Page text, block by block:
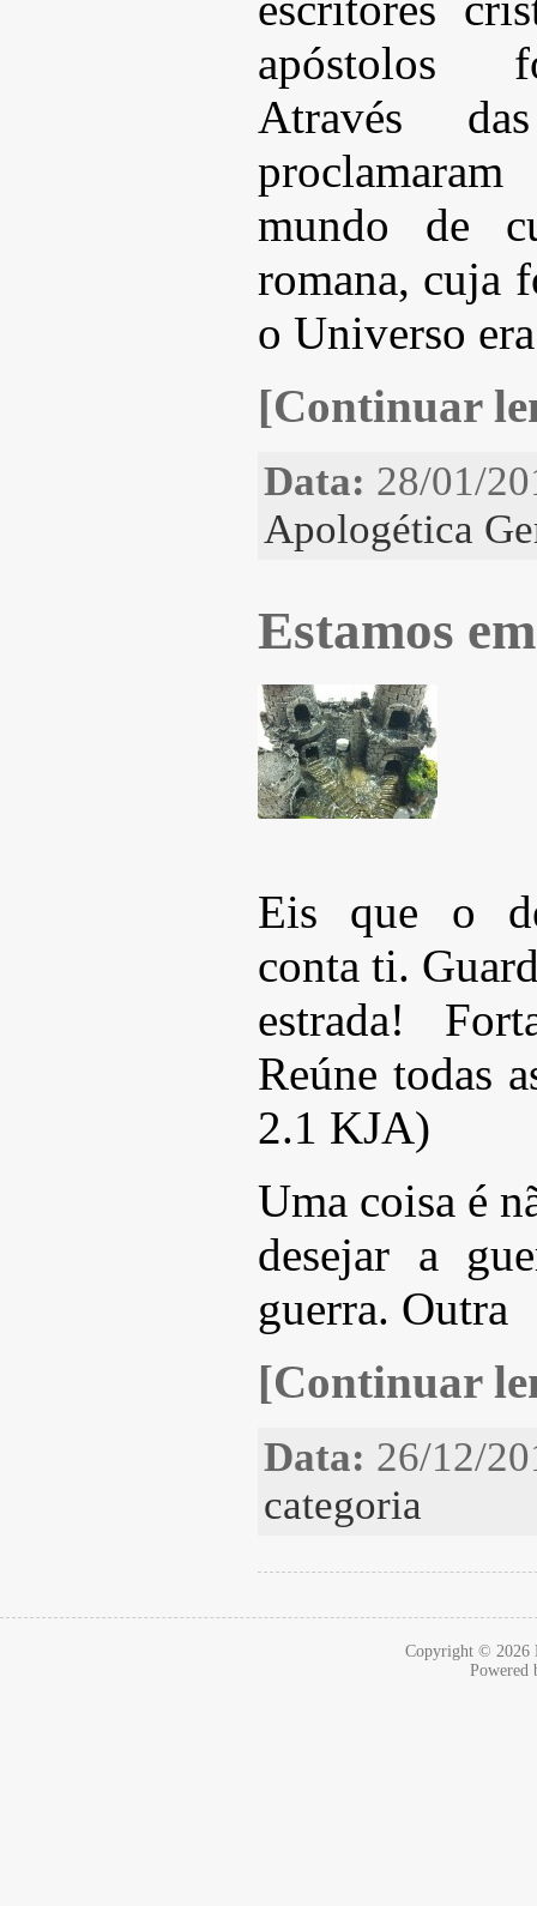
apóstolos
Através
mundo de
romana, cuja
o Universo
[Continuar
Data: 28/01/
Apologética
Estamos
Eis que o
conta ti.
estrada!
Reúne todas
2.1 KJA)
Uma coisa é
desejar a
guerra. Outra
[Continuar
Data: 26/12/
categoria
Copyright © 2026
Powered